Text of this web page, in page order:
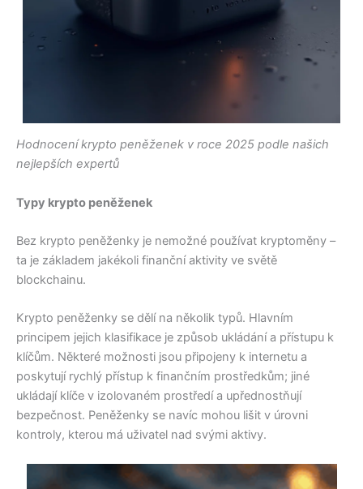
Hodnocení krypto peněženek v roce 2025 podle našich
nejlepších expertů
Typy krypto peněženek
Bez krypto peněženky je nemožné používat kryptoměny –
ta je základem jakékoli finanční aktivity ve světě
blockchainu.
Krypto peněženky se dělí na několik typů. Hlavním
principem jejich klasifikace je způsob ukládání a přístupu k
klíčům. Některé možnosti jsou připojeny k internetu a
poskytují rychlý přístup k finančním prostředkům; jiné
ukládají klíče v izolovaném prostředí a upřednostňují
bezpečnost. Peněženky se navíc mohou lišit v úrovni
kontroly, kterou má uživatel nad svými aktivy.